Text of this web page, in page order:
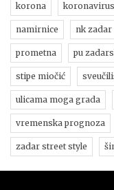
korona koronavirus
namirnice nk zadar
prometna pu
stipe miočić
ulicama moga grada
vremenska prognoza
zadar street style